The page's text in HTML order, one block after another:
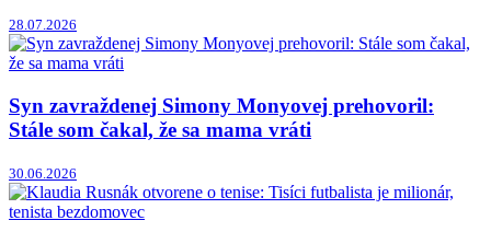
28.07.2026
Syn zavraždenej Simony Monyovej prehovoril:
Stále som čakal, že sa mama vráti
30.06.2026